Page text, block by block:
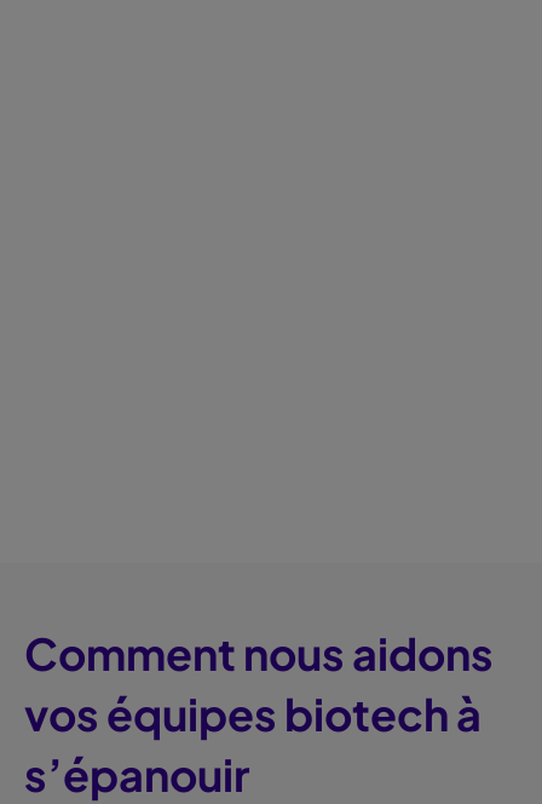
Comment nous aidons
vos équipes biotech à
s’épanouir